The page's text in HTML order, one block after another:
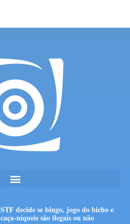
STF decide se bingo, jogo do bicho e
caça-níqueis são ilegais ou não